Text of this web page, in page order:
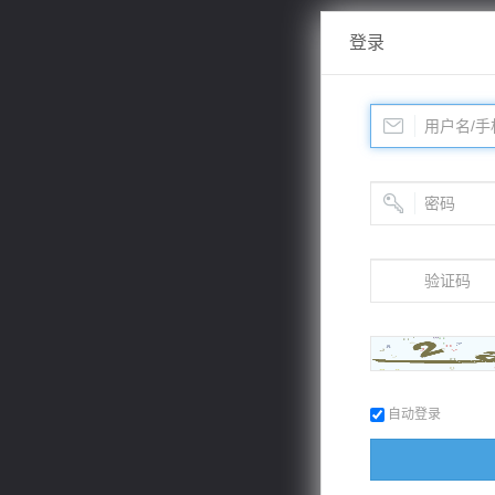
登录
自动登录